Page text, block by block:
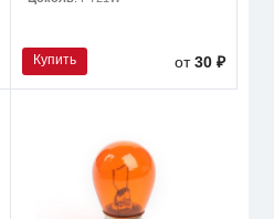
Купить от30 ₽